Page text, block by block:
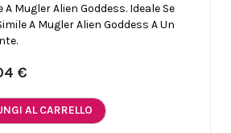
Mugler Alien Goddess. Ideale Se
A Mugler Alien Goddess A Un
€
AL CARRELLO